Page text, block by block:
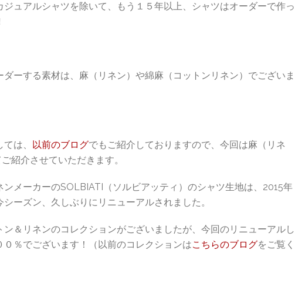
ュアルシャツを除いて、もう１５年以上、シャツはオーダーで作っ
ーする素材は、麻（リネン）や綿麻（コットンリネン）でございま
は、 以前のブログでもご紹介しておりますので、今回は麻（リネ
紹介させていただきます。
メーカーのSOLBIATI（ソルビアッティ）のシャツ生地は、2015年
ーズン、久しぶりにリニューアルされました。
＆リネンのコレクションがございましたが、今回のリニューアルし
％でございます！（以前のコレクションはこちらのブログをご覧く